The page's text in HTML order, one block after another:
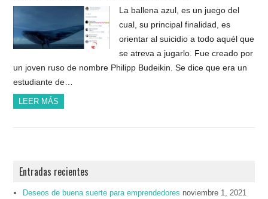
La ballena azul, es un juego del
cual, su principal finalidad, es
orientar al suicidio a todo aquél que
se atreva a jugarlo. Fue creado por
un joven ruso de nombre Philipp Budeikin. Se dice que era un
estudiante de…
LEER MÁS
Entradas recientes
Deseos de buena suerte para emprendedores noviembre 1, 2021